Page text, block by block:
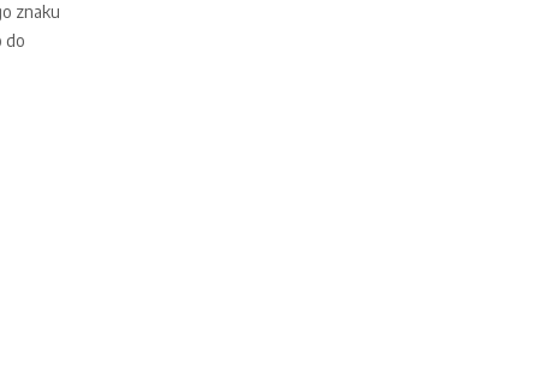
znaku
do